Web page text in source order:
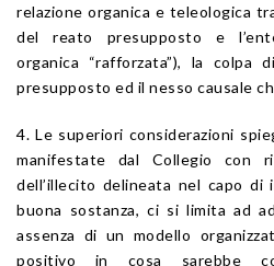
relazione organica e teleologica
del reato presupposto e
organica “rafforzata”), la colpa
presupposto ed il nesso causale
4. Le superiori considerazioni
manifestate dal Collegio con
dell’illecito delineata nel capo di
buona sostanza, ci si limita ad
assenza di un modello
positivo in cosa sarebbe